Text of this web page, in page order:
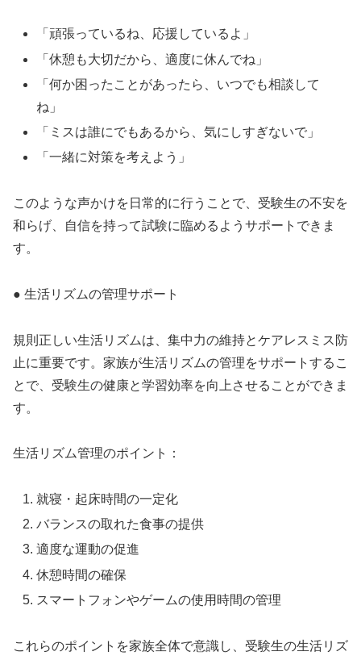
「頑張っているね、応援しているよ」
「休憩も大切だから、適度に休んでね」
「何か困ったことがあったら、いつでも相談して
ね」
「ミスは誰にでもあるから、気にしすぎないで」
「一緒に対策を考えよう」
このような声かけを日常的に行うことで、受験生の不安を
和らげ、自信を持って試験に臨めるようサポートできま
す。
● 生活リズムの管理サポート
規則正しい生活リズムは、集中力の維持とケアレスミス防
止に重要です。家族が生活リズムの管理をサポートするこ
とで、受験生の健康と学習効率を向上させることができま
す。
生活リズム管理のポイント：
就寝・起床時間の一定化
バランスの取れた食事の提供
適度な運動の促進
休憩時間の確保
スマートフォンやゲームの使用時間の管理
これらのポイントを家族全体で意識し、受験生の生活リズ